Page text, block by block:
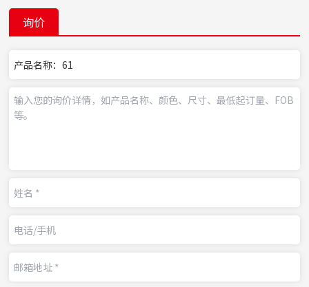
询价